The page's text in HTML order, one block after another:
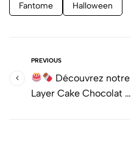
Fantome Halloween
PREVIOUS
Découvrez notre
Layer Cake Chocolat &